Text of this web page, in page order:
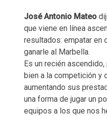
José Antonio Mateo
que viene en línea
resultados: empatar en
ganarle al Marbella.​
Es un recién
bien a la competición y
aumentando sus
una forma de jugar un
equipos a los que nos